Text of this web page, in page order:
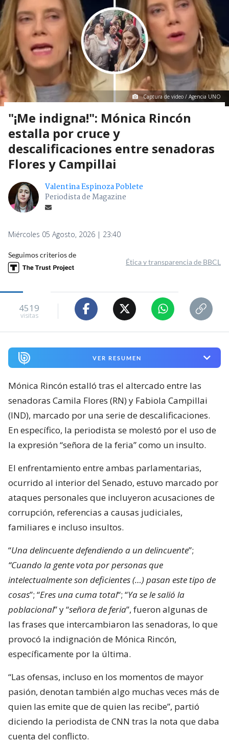
Captura de video / Agencia UNO
"¡Me indigna!": Mónica Rincón
estalla por cruce y
descalificaciones entre senadoras
Flores y Campillai
Valentina Espinoza Poblete
Periodista de Magazine
Miércoles 05 Agosto, 2026 | 23:40
Seguimos criterios de
Ética y transparencia de BBCL
4519
visitas
VER RESUMEN
Mónica Rincón estalló tras el altercado entre las
senadoras Camila Flores (RN) y Fabiola Campillai
(IND), marcado por una serie de descalificaciones.
En específico, la periodista se molestó por el uso de
la expresión “señora de la feria” como un insulto.
El enfrentamiento entre ambas parlamentarias,
ocurrido al interior del Senado, estuvo marcado por
ataques personales que incluyeron acusaciones de
corrupción, referencias a causas judiciales,
familiares e incluso insultos.
“Una delincuente defendiendo a un delincuente”;
“Cuando la gente vota por personas que
intelectualmente son deficientes (…) pasan este tipo de
cosas”; “Eres una cuma total“; “Ya se le salió la
poblacional” y “señora de feria”, fueron algunas de
las frases que intercambiaron las senadoras, lo que
provocó la indignación de Mónica Rincón,
específicamente por la última.
“Las ofensas, incluso en los momentos de mayor
pasión, denotan también algo muchas veces más de
quien las emite que de quien las recibe”, partió
diciendo la periodista de CNN tras la nota que daba
cuenta del conflicto.